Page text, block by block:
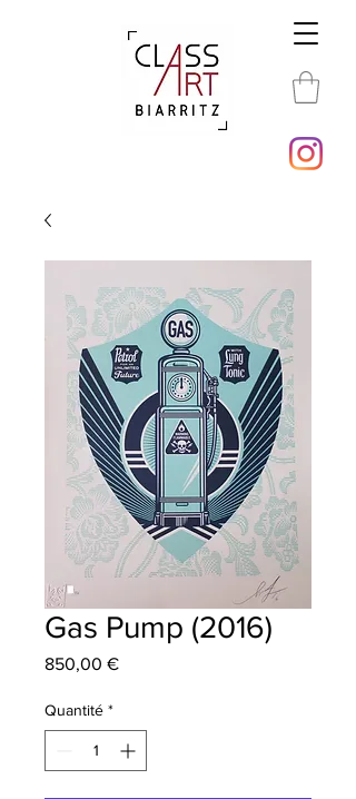
Gas Pump (2016)
850,00 €Prix
Quantité *